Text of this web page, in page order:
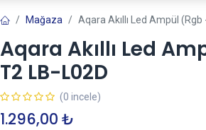
Mağaza Aqara Akıllı Led Ampül (Rgb
Aqara Akıllı Led
T2 LB-L02D
(0 incele)
1.296,00 ₺